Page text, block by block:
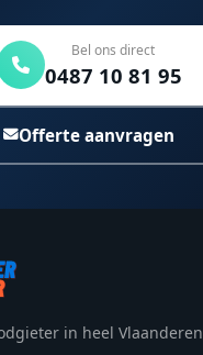
Bel ons direct
0487 10 81 95
Offerte aanvragen
in heel Vlaanderen